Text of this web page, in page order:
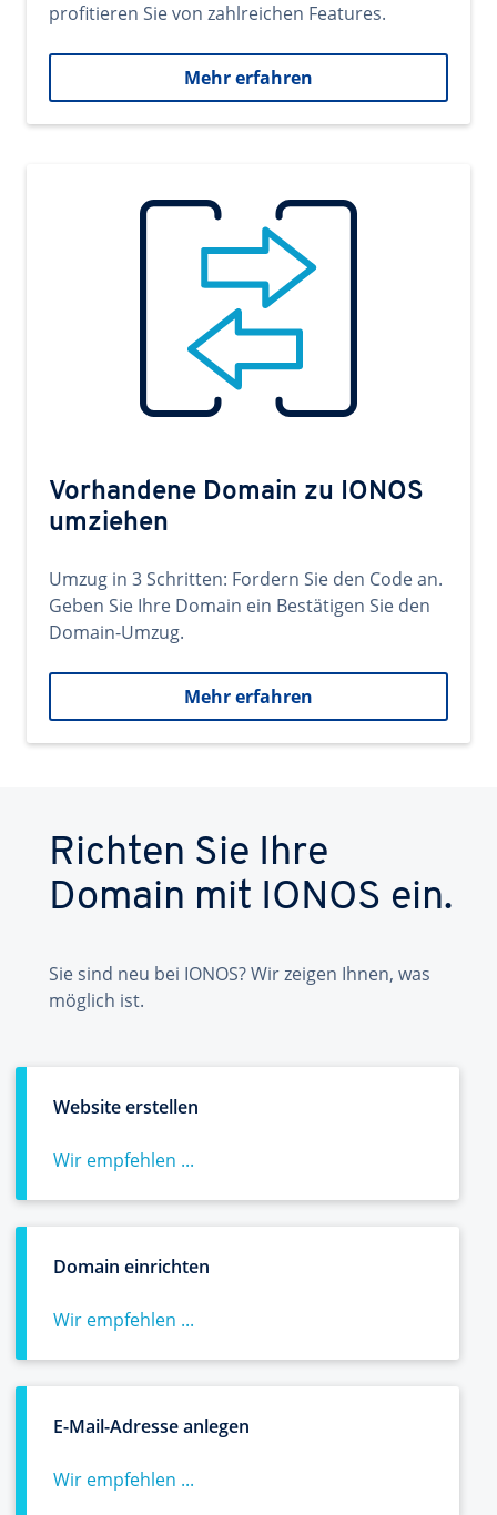
profitieren Sie von zahlreichen Features.
Mehr erfahren
Vorhandene Domain zu IONOS
umziehen
Umzug in 3 Schritten: Fordern Sie den Code an.
Geben Sie Ihre Domain ein Bestätigen Sie den
Domain-Umzug.
Mehr erfahren
Richten Sie Ihre
Domain mit IONOS ein.
Sie sind neu bei IONOS? Wir zeigen Ihnen, was
möglich ist.
Website erstellen
Wir empfehlen ...
Domain einrichten
Wir empfehlen ...
E-Mail-Adresse anlegen
Wir empfehlen ...